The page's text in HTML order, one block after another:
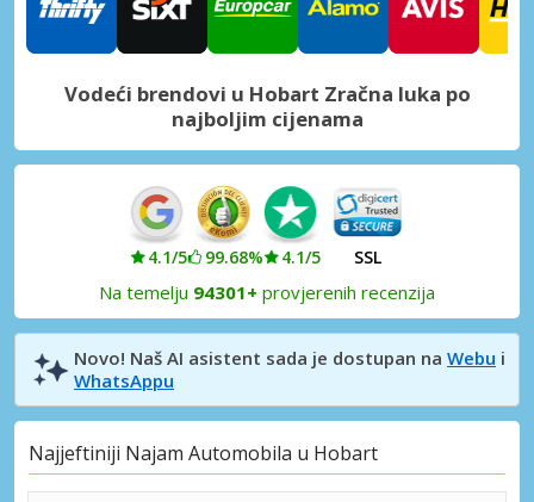
Vodeći brendovi u Hobart Zračna luka po
najboljim cijenama
4.1/5 99.68% 4.1/5 SSL
Na temelju 94301+ provjerenih recenzija
Novo! Naš AI asistent sada je dostupan na Webu i
WhatsAppu
Najjeftiniji Najam Automobila u Hobart